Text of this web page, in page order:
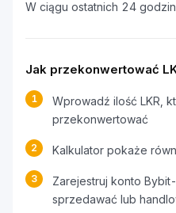
W ciągu ostatnich 24
Jak przekonwertować
1
Wprowadź ilość LKR,
przekonwertować
2 Kalkulator pokaże
3
Zarejestruj konto
sprzedawać lub